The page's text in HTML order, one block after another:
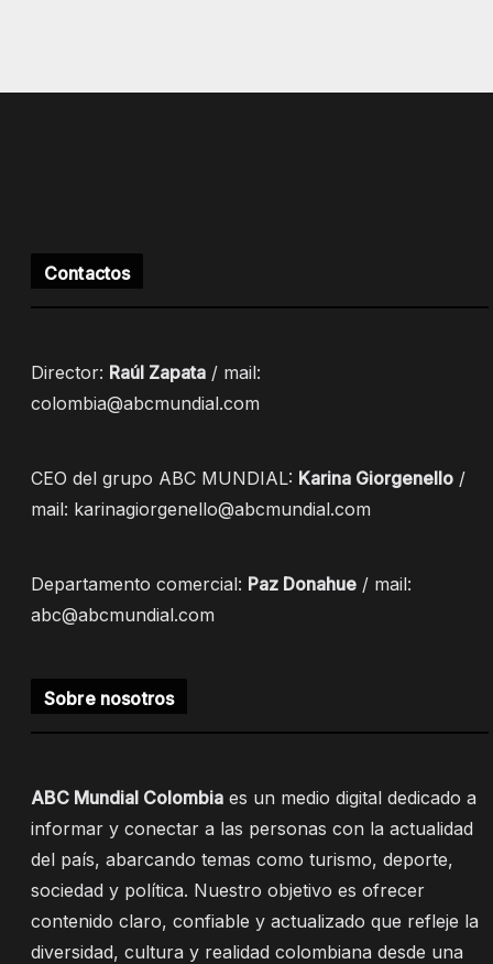
Contactos
Director: Raúl Zapata / mail:
colombia@abcmundial.com
CEO del grupo ABC MUNDIAL: Karina Giorgenello /
mail: karinagiorgenello@abcmundial.com
Departamento comercial: Paz Donahue / mail:
abc@abcmundial.com
Sobre nosotros
ABC Mundial Colombia es un medio digital dedicado a
informar y conectar a las personas con la actualidad
del país, abarcando temas como turismo, deporte,
sociedad y política. Nuestro objetivo es ofrecer
contenido claro, confiable y actualizado que refleje la
diversidad, cultura y realidad colombiana desde una